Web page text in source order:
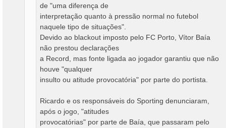
de "uma diferença de
interpretação quanto à pressão normal no futebol
naquele tipo de situações".
Devido ao blackout imposto pelo FC Porto, Vítor Baía
não prestou declarações
a Record, mas fonte ligada ao jogador garantiu que não
houve "qualquer
insulto ou atitude provocatória" por parte do portista.
Ricardo e os responsáveis do Sporting denunciaram,
após o jogo, "atitudes
provocatórias" por parte de Baía, que passaram pelo